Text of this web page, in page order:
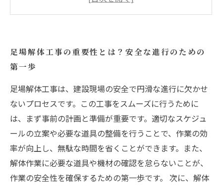
必要な道具と手順を徹底解説！効率的な解体作
ぐために
周囲への配慮を忘れずに！安全な解体工事の実
現
スムーズな足場解体工事を実現するためのまと
め
安全で効率的な解体工事の実践法を再確認しよ
う
足場解体工事の重要性とは？安全な進行のための
第一歩
足場解体工事は、建設現場の安全で円滑な進行に欠かせ
ないプロセスです。この工事をスムーズに行うために
は、まず事前の計画と準備が重要です。適切なスケジュ
ールの立案や必要な道具の整備を行うことで、作業の効
率が向上し、無駄な時間を省くことができます。また、
解体作業に必要な道具や機材の確認を怠らないことが、
作業の安全性を確保するための第一歩です。 次に、解体